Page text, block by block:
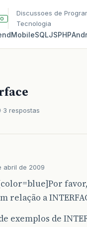
Discussoes de
Tecnologia
MobileSQLJSPHP
3 respostas
abril de 2009
relação a
exemplos de